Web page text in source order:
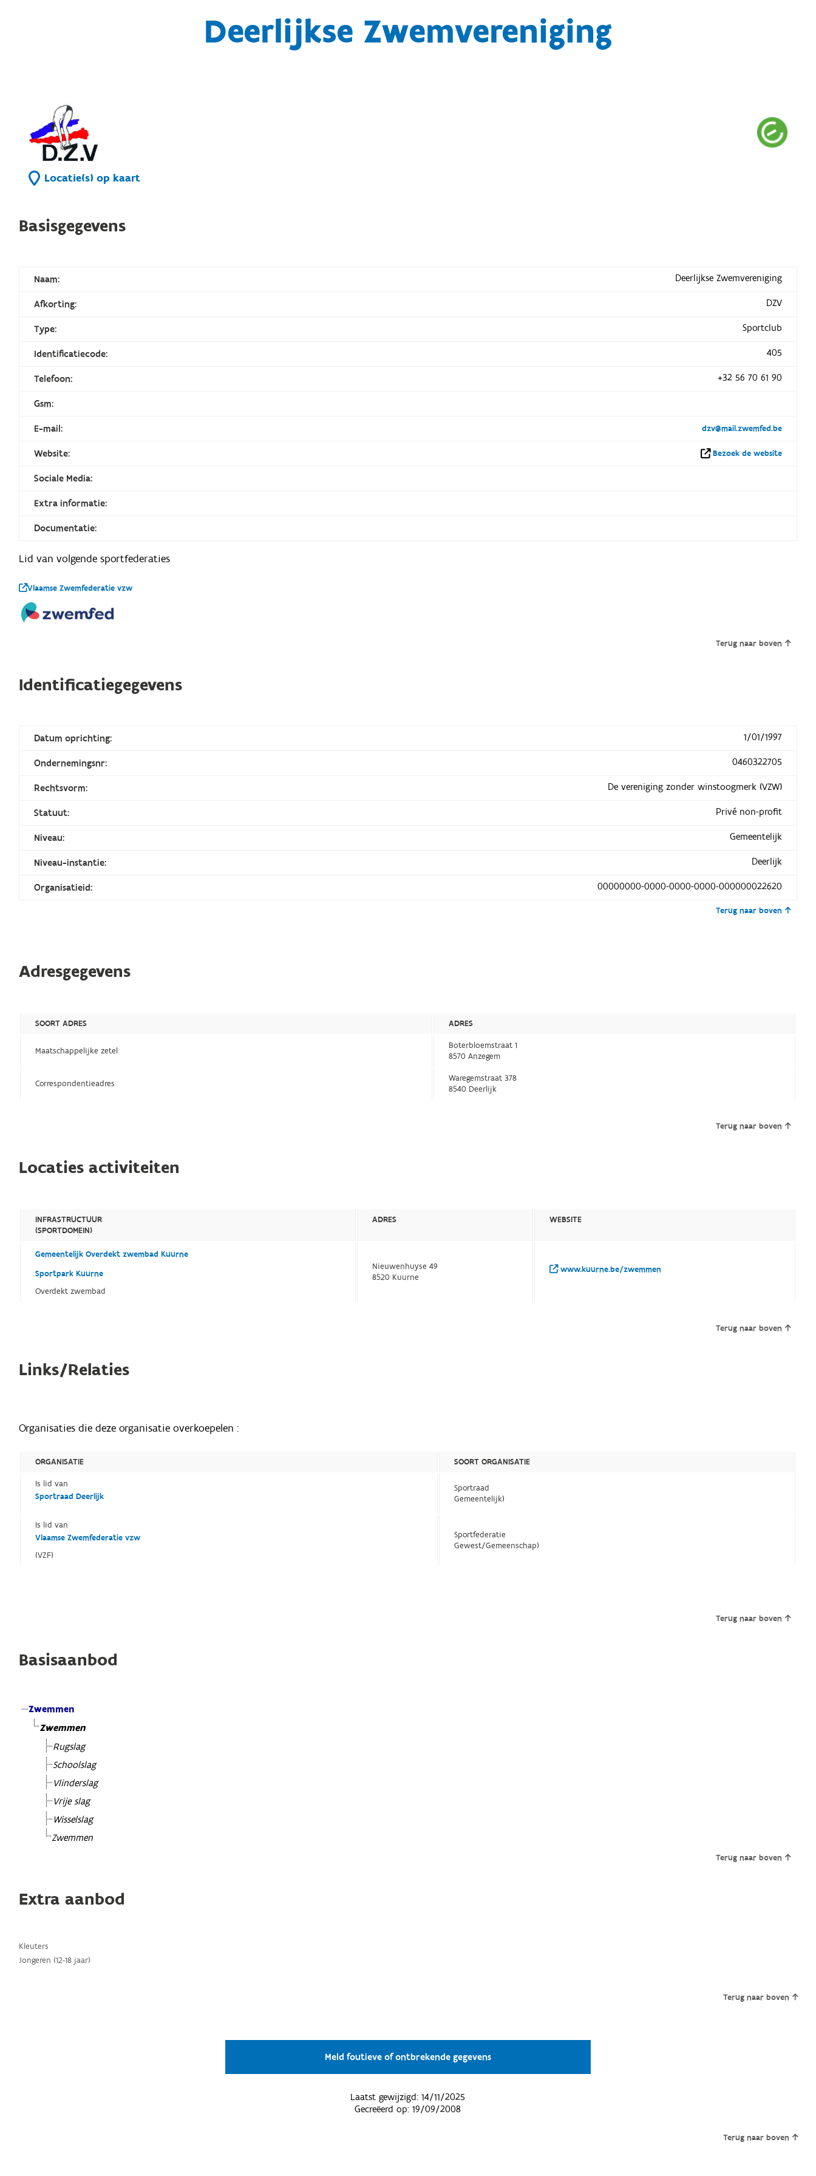
Deerlijkse Zwemvereniging
Locatie(s) op kaart
Basisgegevens
Naam: Deerlijkse Zwemvereniging
Afkorting: DZV
Type: Sportclub
Identificatiecode: 405
Telefoon: +32 56 70 61 90
Gsm:
E-mail: dzv@mail.zwemfed.be
Website: Bezoek de website
Sociale Media:
Extra informatie:
Documentatie:
Lid van volgende sportfederaties
Vlaamse Zwemfederatie vzw
Terug naar boven
Identificatiegegevens
Datum oprichting: 1/01/1997
Ondernemingsnr: 0460322705
Rechtsvorm: De vereniging zonder winstoogmerk (VZW)
Statuut: Privé non-profit
Niveau: Gemeentelijk
Niveau-instantie: Deerlijk
Organisatieid: 00000000-0000-0000-0000-000000022620
Terug naar boven
Adresgegevens
SOORT ADRES ADRES
Maatschappelijke zetel
Boterbloemstraat 1
8570 Anzegem
Correspondentieadres
Waregemstraat 378
8540 Deerlijk
Terug naar boven
Locaties activiteiten
INFRASTRUCTUUR
(SPORTDOMEIN)
ADRES WEBSITE
Gemeentelijk Overdekt zwembad Kuurne
Sportpark Kuurne
Overdekt zwembad
Nieuwenhuyse 49
8520 Kuurne
www.kuurne.be/zwemmen
Terug naar boven
Links/Relaties
Organisaties die deze organisatie overkoepelen :
ORGANISATIE
SOORT ORGANISATIE
Is lid van
Sportraad Deerlijk
Sportraad
Gemeentelijk)
Is lid van
Vlaamse Zwemfederatie vzw
(VZF)
Sportfederatie
Gewest/Gemeenschap)
Terug naar boven
Basisaanbod
Zwemmen
Zwemmen
Rugslag
Schoolslag
Vlinderslag
Vrije slag
Wisselslag
Zwemmen
Terug naar boven
Extra aanbod
Kleuters
Jongeren (12-18 jaar)
Terug naar boven
Meld foutieve of ontbrekende gegevens
Laatst gewijzigd:14/11/2025
Gecreëerd op:19/09/2008
Terug naar boven